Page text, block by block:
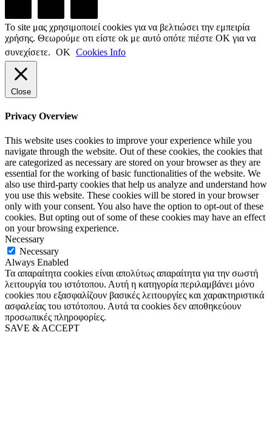
Το site μας χρησιμοποιεί cookies για να βελτιώσει την εμπειρία
χρήσης. Θεωρούμε οτι είστε ok με αυτό οπότε πιέστε ΟΚ για να
συνεχίσετε. ΟΚ Cookies Info
Close
Privacy Overview
This website uses cookies to improve your experience while you
navigate through the website. Out of these cookies, the cookies that
are categorized as necessary are stored on your browser as they are
essential for the working of basic functionalities of the website. We
also use third-party cookies that help us analyze and understand how
you use this website. These cookies will be stored in your browser
only with your consent. You also have the option to opt-out of these
cookies. But opting out of some of these cookies may have an effect
on your browsing experience.
Necessary
Necessary
Always Enabled
Τα απαραίτητα cookies είναι απολύτως απαραίτητα για την σωστή
λειτουργία του ιστότοπου. Αυτή η κατηγορία περιλαμβάνει μόνο
cookies που εξασφαλίζουν βασικές λειτουργίες και χαρακτηριστικά
ασφαλείας του ιστότοπου. Αυτά τα cookies δεν αποθηκεύουν
προσωπικές πληροφορίες.
SAVE & ACCEPT